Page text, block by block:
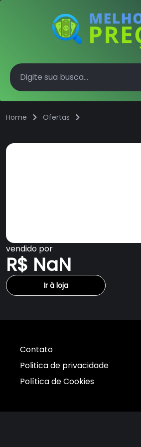
Home Ofertas
vendido por
R$ NaN
Ir à loja
Contato
Politica de privacidade
Política de Cookies